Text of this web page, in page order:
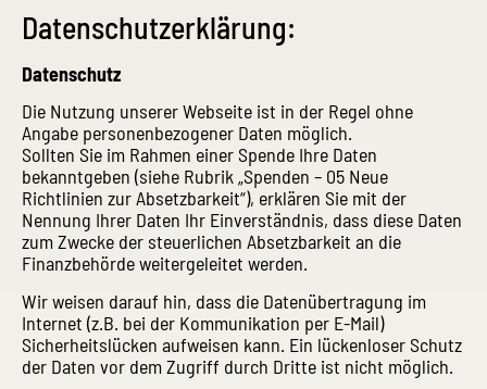
Datenschutzerklärung:
Datenschutz
Die Nutzung unserer Webseite ist in der Regel ohne
Angabe personenbezogener Daten möglich.
Sollten Sie im Rahmen einer Spende Ihre Daten
bekanntgeben (siehe Rubrik „Spenden – 05 Neue
Richtlinien zur Absetzbarkeit“), erklären Sie mit der
Nennung Ihrer Daten Ihr Einverständnis, dass diese Daten
zum Zwecke der steuerlichen Absetzbarkeit an die
Finanzbehörde weitergeleitet werden.
Wir weisen darauf hin, dass die Datenübertragung im
Internet (z.B. bei der Kommunikation per E-Mail)
Sicherheitslücken aufweisen kann. Ein lückenloser Schutz
der Daten vor dem Zugriff durch Dritte ist nicht möglich.